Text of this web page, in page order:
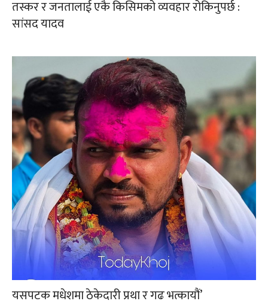
तस्कर र जनतालाई एकै किसिमको व्यवहार रोकिनुपर्छ :
सांसद यादव
यसपटक मधेशमा ठेकेदारी प्रथा र गढ भत्कायौं’